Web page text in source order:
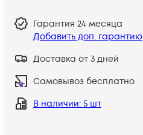
Гарантия 24 месяца
Добавить доп. гарантию
Доставка от 3 дней
Самовывоз бесплатно
В наличии: 5 шт